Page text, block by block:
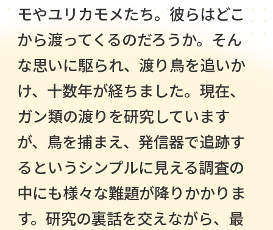
モやユリカモメたち。彼らはどこ
から渡ってくるのだろうか。そん
な思いに駆られ、渡り鳥を追いか
け、十数年が経ちました。現在、
ガン類の渡りを研究しています
が、鳥を捕まえ、発信器で追跡す
るというシンプルに見える調査の
中にも様々な難題が降りかかりま
す。研究の裏話を交えながら、最